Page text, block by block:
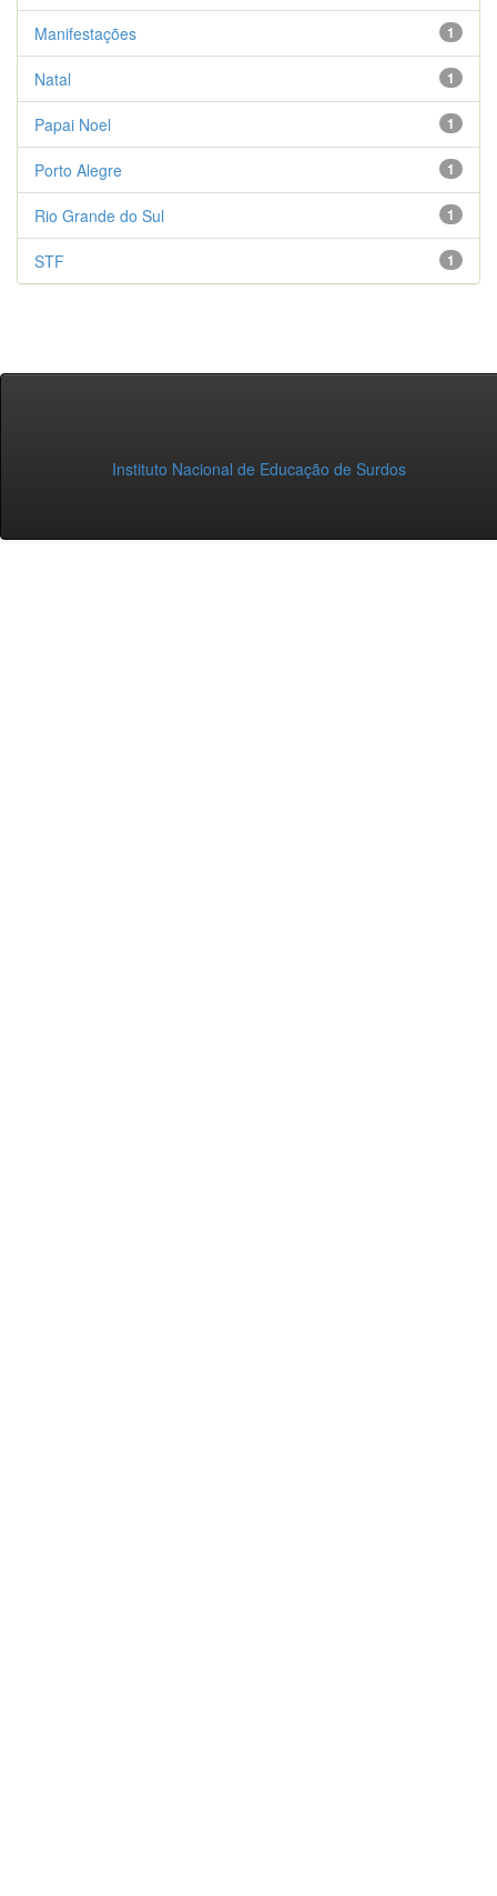
1
Manifestações
1
Natal
1
Papai Noel
1
Porto Alegre
1
Rio Grande do Sul
1
STF
Instituto Nacional de Educação de Surdos